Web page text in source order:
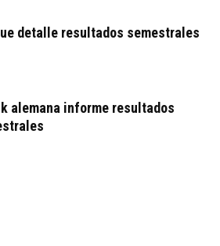
detalle resultados semestrales
alemana informe resultados